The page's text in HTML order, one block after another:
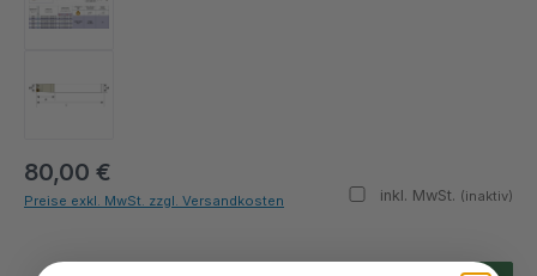
80,00 €
inkl. MwSt. (inaktiv)
Preise exkl. MwSt. zzgl. Versandkosten
Produkt Anzahl: Gib den gewünschten Wert ein oder benutze die Schaltflächen um die